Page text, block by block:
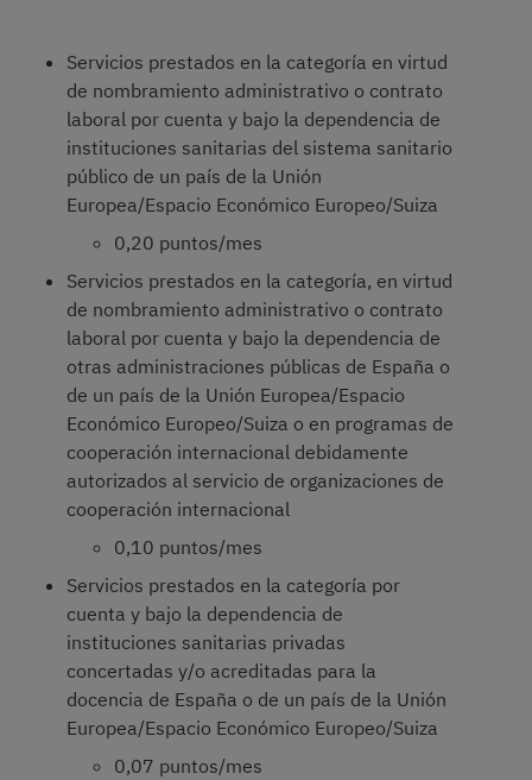
Servicios prestados en la categoría en virtud
de nombramiento administrativo o contrato
laboral por cuenta y bajo la dependencia de
instituciones sanitarias del sistema sanitario
público de un país de la Unión
Europea/Espacio Económico Europeo/Suiza
0,20 puntos/mes
Servicios prestados en la categoría, en virtud
de nombramiento administrativo o contrato
laboral por cuenta y bajo la dependencia de
otras administraciones públicas de España o
de un país de la Unión Europea/Espacio
Económico Europeo/Suiza o en programas de
cooperación internacional debidamente
autorizados al servicio de organizaciones de
cooperación internacional
0,10 puntos/mes
Servicios prestados en la categoría por
cuenta y bajo la dependencia de
instituciones sanitarias privadas
concertadas y/o acreditadas para la
docencia de España o de un país de la Unión
Europea/Espacio Económico Europeo/Suiza
0,07 puntos/mes